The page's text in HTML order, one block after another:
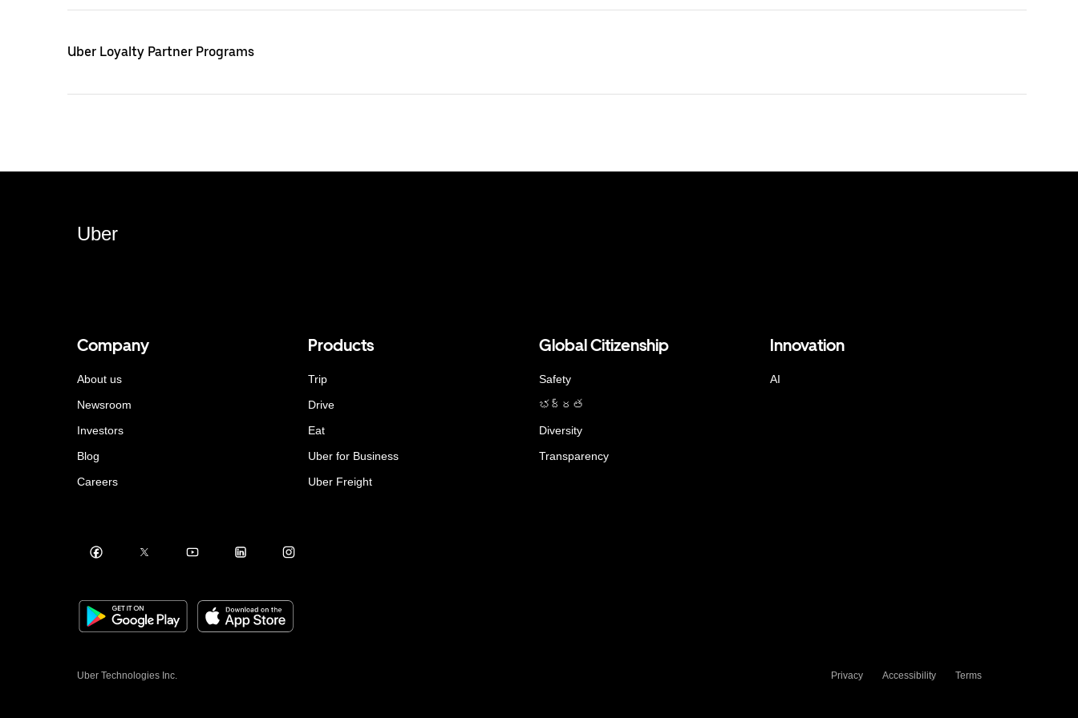
Uber Loyalty Partner Programs
Uber
Company
About us
Newsroom
Investors
Blog
Careers
Products
Trip
Drive
Eat
Uber for Business
Uber Freight
Global Citizenship
Safety
భద్రత
Diversity
Transparency
Innovation
AI
Uber Technologies Inc. Privacy Accessibility Terms